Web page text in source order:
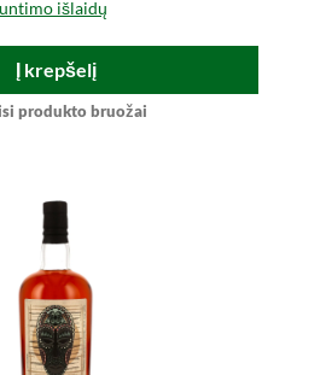
išlaidų
Į krepšelį
produkto bruožai